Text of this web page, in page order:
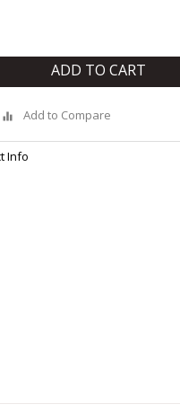
ADD TO CART
Add to Compare
Info